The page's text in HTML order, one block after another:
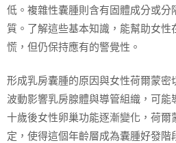
低。複雜性囊腫則含有固體成分或分
質。了解這些基本知識，能幫助女
慌，但仍保持應有的警覺性。
形成乳房囊腫的原因與女性荷爾蒙密
波動影響乳房腺體與導管組織，可能
十歲後女性卵巢功能逐漸變化，荷爾
定，使得這個年齡層成為囊腫好發